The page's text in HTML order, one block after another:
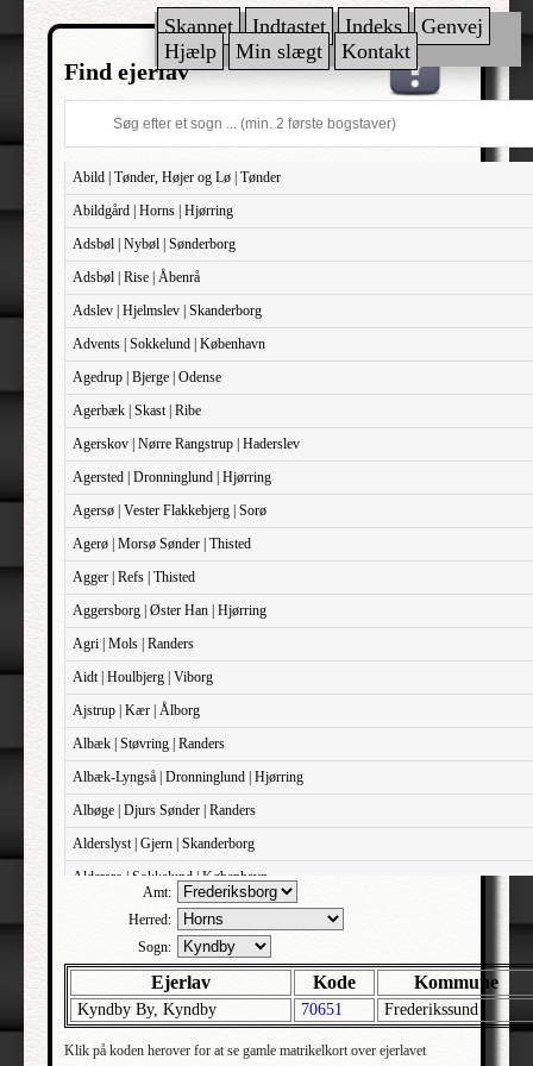
Skannet Indtastet Indeks
Genvej
Hjælp
Min slægt Kontakt
Find ejerlav
Abild | Tønder, Højer og Lø | Tønder
Abildgård | Horns | Hjørring
Adsbøl | Nybøl | Sønderborg
Adsbøl | Rise | Åbenrå
Adslev | Hjelmslev | Skanderborg
Advents | Sokkelund | København
Agedrup | Bjerge | Odense
Agerbæk | Skast | Ribe
Agerskov | Nørre Rangstrup | Haderslev
Agersted | Dronninglund | Hjørring
Agersø | Vester Flakkebjerg | Sorø
Agerø | Morsø Sønder | Thisted
Agger | Refs | Thisted
Aggersborg | Øster Han | Hjørring
Agri | Mols | Randers
Aidt | Houlbjerg | Viborg
Ajstrup | Kær | Ålborg
Albæk | Støvring | Randers
Albæk-Lyngså | Dronninglund | Hjørring
Albøge | Djurs Sønder | Randers
Alderslyst | Gjern | Skanderborg
Aldersro | Sokkelund | København
Allehelgens | Sokkelund | København
Aller | Sønder Tyrstrup | Haderslev
Allerslev | Bårse | Præstø
Allerslev | Voldborg | Roskilde
Allerup | Åsum | Odense
Amt:
Herred:
Sogn:
Ejerlav Kode Kommune
Kyndby By, Kyndby 70651 Frederikssund
Klik på koden herover for at se gamle matrikelkort over ejerlavet